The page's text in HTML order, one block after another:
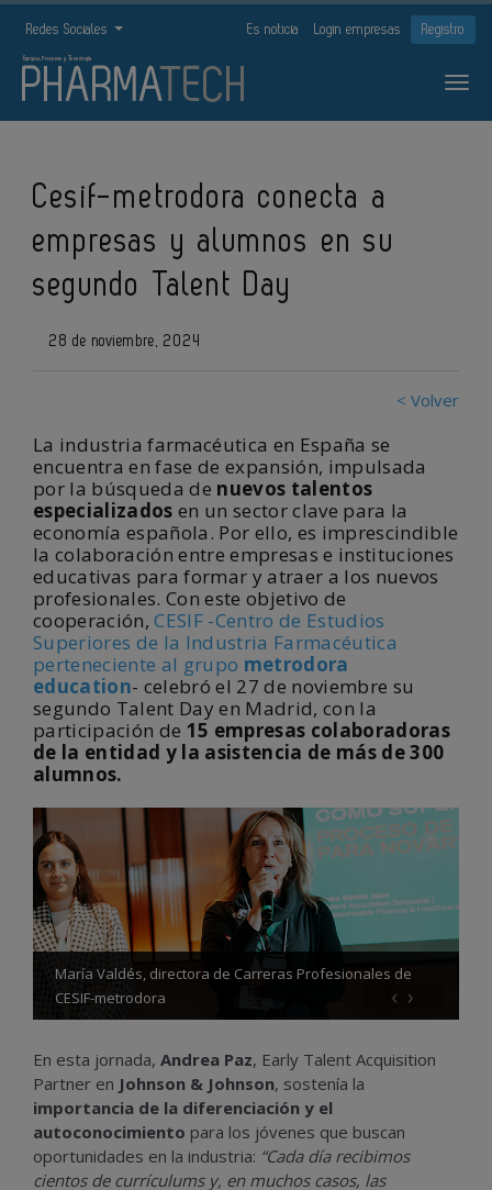
Redes Sociales Es noticia Login empresas Registro
Cesif-metrodora conecta a
empresas y alumnos en su
segundo Talent Day
28 de noviembre, 2024
< Volver
La industria farmacéutica en España se
encuentra en fase de expansión, impulsada
por la búsqueda de nuevos talentos
especializados en un sector clave para la
economía española. Por ello, es imprescindible
la colaboración entre empresas e instituciones
educativas para formar y atraer a los nuevos
profesionales. Con este objetivo de
cooperación,CESIF -Centro de Estudios
Superiores de la Industria Farmacéutica
perteneciente al grupo metrodora
education- celebró el 27 de noviembre su
segundo Talent Day en Madrid, con la
participación de 15 empresas colaboradoras
de la entidad y la asistencia de más de 300
alumnos.
María Valdés, directora de Carreras Profesionales de
CESIF-metrodora
‹ ›
En esta jornada, Andrea Paz, Early Talent Acquisition
Partner en Johnson & Johnson, sostenía la
importancia de la diferenciación y el
autoconocimiento para los jóvenes que buscan
oportunidades en la industria: “Cada día recibimos
cientos de currículums y, en muchos casos, las